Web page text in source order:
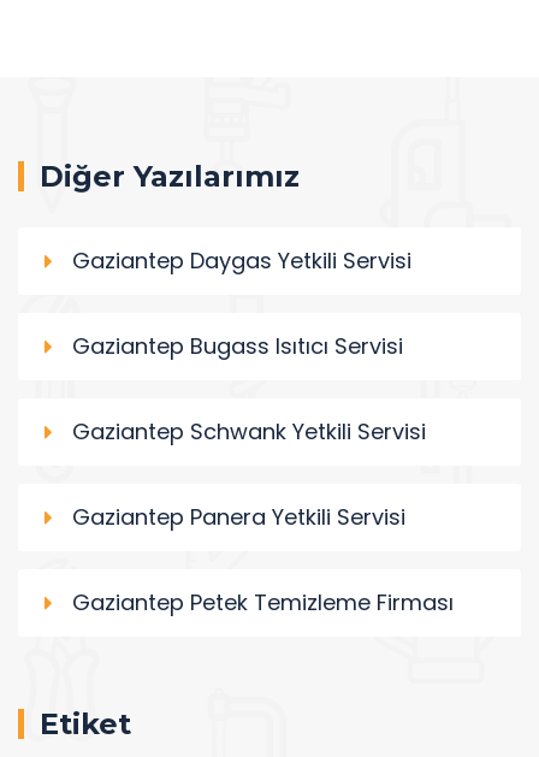
Diğer Yazılarımız
Gaziantep Daygas Yetkili Servisi
Gaziantep Bugass Isıtıcı Servisi
Gaziantep Schwank Yetkili Servisi
Gaziantep Panera Yetkili Servisi
Gaziantep Petek Temizleme Firması
Etiket